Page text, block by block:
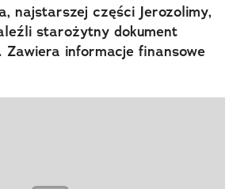
najstarszej części Jerozolimy,
starożytny dokument
informacje finansowe